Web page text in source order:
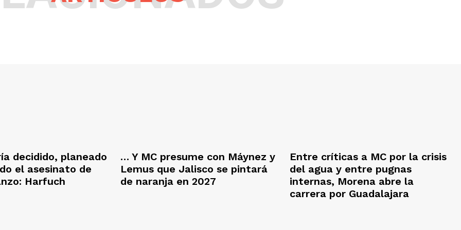
decidido, planeado
el asesinato de
Harfuch
… Y MC presume con Máynez y
Lemus que Jalisco se pintará
de naranja en 2027
Entre críticas a MC por la crisis
del agua y entre pugnas
internas, Morena abre la
carrera por Guadalajara